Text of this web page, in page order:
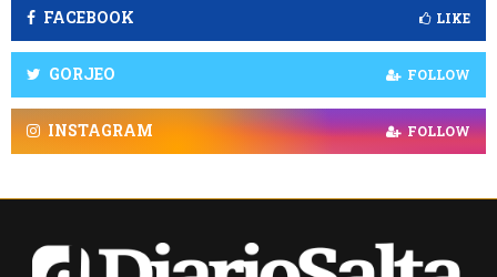
FACEBOOK LIKE
GORJEO FOLLOW
INSTAGRAM FOLLOW